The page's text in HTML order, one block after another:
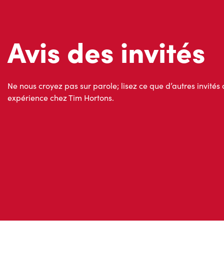
Avis des invités
Ne nous croyez pas sur parole; lisez ce que d’autres
expérience chez Tim Hortons.